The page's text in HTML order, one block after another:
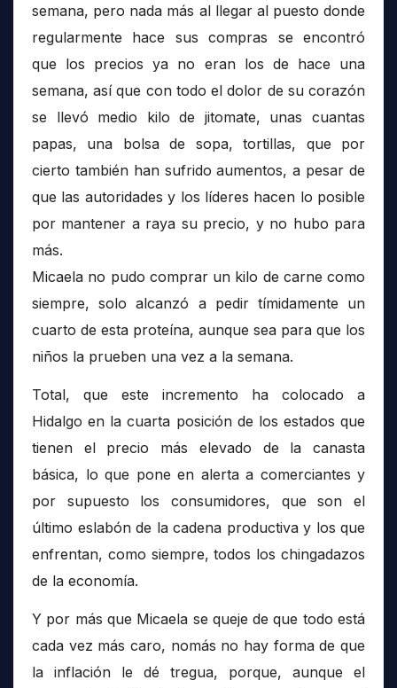
semana, pero nada más al llegar al puesto donde
regularmente hace sus compras se encontró
que los precios ya no eran los de hace una
semana, así que con todo el dolor de su corazón
se llevó medio kilo de jitomate, unas cuantas
papas, una bolsa de sopa, tortillas, que por
cierto también han sufrido aumentos, a pesar de
que las autoridades y los líderes hacen lo posible
por mantener a raya su precio, y no hubo para
más.
Micaela no pudo comprar un kilo de carne como
siempre, solo alcanzó a pedir tímidamente un
cuarto de esta proteína, aunque sea para que los
niños la prueben una vez a la semana.
Total, que este incremento ha colocado a
Hidalgo en la cuarta posición de los estados que
tienen el precio más elevado de la canasta
básica, lo que pone en alerta a comerciantes y
por supuesto los consumidores, que son el
último eslabón de la cadena productiva y los que
enfrentan, como siempre, todos los chingadazos
de la economía.
Y por más que Micaela se queje de que todo está
cada vez más caro, nomás no hay forma de que
la inflación le dé tregua, porque, aunque el